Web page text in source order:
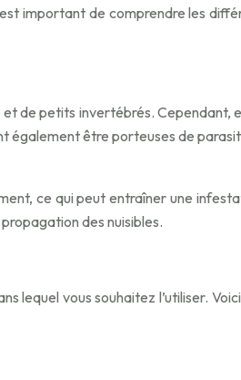
important de comprendre les
de petits invertébrés. Cependant,
également être porteuses de
ce qui peut entraîner une
des nuisibles.
lequel vous souhaitez l’utiliser.